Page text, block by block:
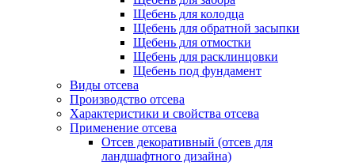
Щебень для колодца
Щебень для обратной засыпки
Щебень для отмостки
Щебень для расклинцовки
Щебень под фундамент
Виды отсева
Производство отсева
Характеристики и свойства отсева
Применение отсева
Отсев декоративный (отсев для
ландшафтного дизайна)